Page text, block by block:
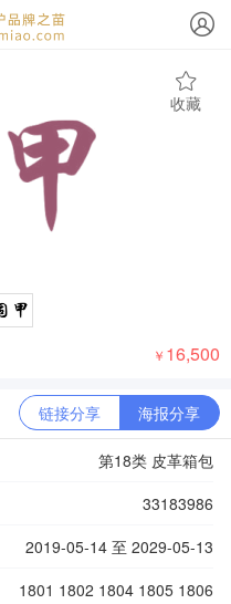
收藏
￥ 16,500
链接分享 海报分享
第18类 皮革箱包
33183986
2019-05-14 至 2029-05-13
1801 1802 1804 1805 1806